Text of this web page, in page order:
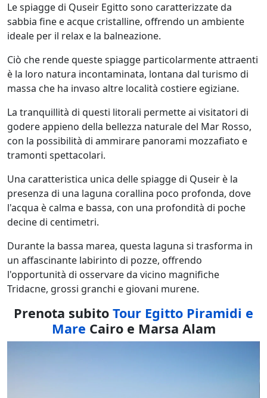
Le spiagge di Quseir Egitto sono caratterizzate da
sabbia fine e acque cristalline, offrendo un ambiente
ideale per il relax e la balneazione.
Ciò che rende queste spiagge particolarmente attraenti
è la loro natura incontaminata, lontana dal turismo di
massa che ha invaso altre località costiere egiziane.
La tranquillità di questi litorali permette ai visitatori di
godere appieno della bellezza naturale del Mar Rosso,
con la possibilità di ammirare panorami mozzafiato e
tramonti spettacolari.
Una caratteristica unica delle spiagge di Quseir è la
presenza di una laguna corallina poco profonda, dove
l'acqua è calma e bassa, con una profondità di poche
decine di centimetri.
Durante la bassa marea, questa laguna si trasforma in
un affascinante labirinto di pozze, offrendo
l'opportunità di osservare da vicino magnifiche
Tridacne, grossi granchi e giovani murene.
Prenota subito Tour Egitto Piramidi e
Mare Cairo e Marsa Alam